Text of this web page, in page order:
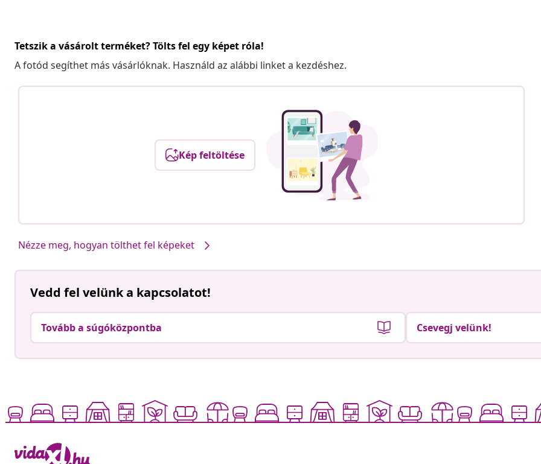
Tetszik a vásárolt terméket? Tölts fel egy képet róla!
A fotód segíthet más vásárlóknak. Használd az alábbi linket a kezdéshez.
Kép feltöltése
Nézze meg, hogyan tölthet fel képeket
Vedd fel velünk a kapcsolatot!
Tovább a súgóközpontba Csevegj velünk!